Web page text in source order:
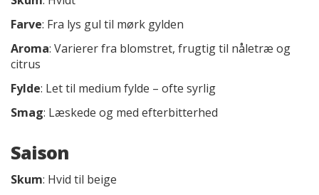
Farve: Fra lys gul til mørk gylden
Aroma: Varierer fra blomstret, frugtig til nåletræ og
citrus
Fylde: Let til medium fylde – ofte syrlig
Smag: Læskede og med efterbitterhed
Saison
Skum: Hvid til beige